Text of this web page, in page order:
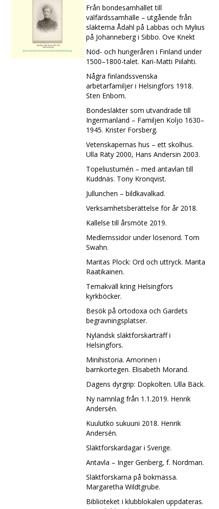
Från bondesamhället till
välfärdssamhälle – utgående från
släkterna Ådahl på Labbas och Mylius
på Johanneberg i Sibbo. Ove Knekt
Nöd- och hungeråren i Finland under
1500–1800-talet. Kari-Matti Piilahti.
Några finlandssvenska
arbetarfamiljer i Helsingfors 1918.
Sten Enbom.
Bondesläkter som utvandrade till
Ingermanland – Familjen Koljo 1630–
1945. Krister Forsberg.
Vetenskapernas hus – ett skolhus.
Ulla Räty 2000, Hans Andersin 2003.
Topeliusturnén – med antavlan till
Kuddnäs. Tony Kronqvist.
Jullunchen – bildkavalkad.
Verksamhetsberättelse för år 2018.
Kallelse till årsmöte 2019.
Medlemssidor under lösenord. Tom
Swahn.
Maritas Plock: Ord och uttryck. Marita
Raatikainen.
Temakväll kring Helsingfors
kyrkböcker.
Besök på ortodoxa och Gardets
begravningsplatser.
Nyländsk släktforskarträff i
Helsingfors.
Minihistoria. Amorinen i
barnkortegen. Elisabeth Morand.
Dagens dyrgrip: Dopkolten. Ulla Bäck.
Ny namnlag från 1.1.2019. Henrik
Andersén.
Kuulutko sukuuni 2018. Henrik
Andersén.
Släktforskardagar i Sverige.
Antavla – Inger Genberg, f. Nordman.
Släktforskarna på bokmässa.
Margaretha Wildtgrube.
Biblioteket i klubblokalen uppdateras.